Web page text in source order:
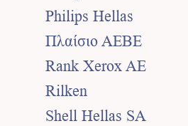
Philips Hellas
Πλαίσιο ΑΕΒΕ
Rank Xerox AE
Rilken
Shell Hellas SA